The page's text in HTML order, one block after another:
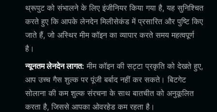
थ्रूपुट को संभालने के लिए इंजीनियर किया गया है, यह सुनिश्चित
करते हुए कि आपके लेनदेन मिलीसेकंड में प्रसारित और पुष्टि किए
जाते हैं, जो अस्थिर मीम कॉइन का व्यापार करते समय महत्वपूर्ण
है।
न्यूनतम लेनदेन लागत: मीम कॉइन की सट्टा प्रकृति को देखते हुए,
आप उच्च गैस शुल्क पर पूंजी बर्बाद नहीं कर सकते। बिटगेट
सोलाना की कम शुल्क संरचना के साथ बातचीत को अनुकूलित
करता है, जिससे आपका ओवरहेड कम रहता है।